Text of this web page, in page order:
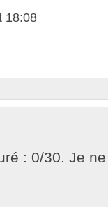
18:08
: 0/30. Je